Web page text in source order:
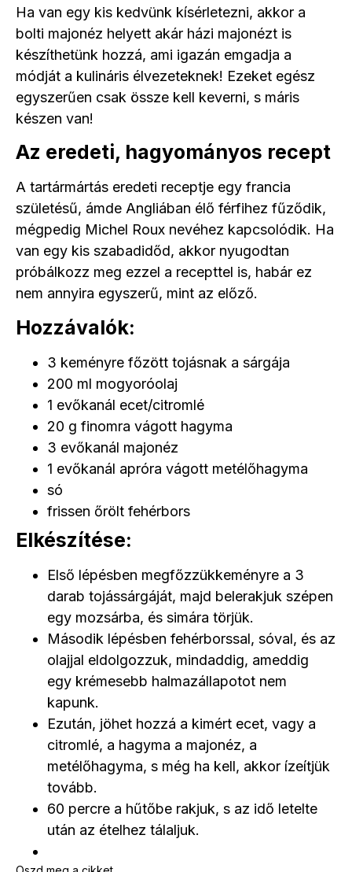
Ha van egy kis kedvünk kísérletezni, akkor a
bolti majonéz helyett akár házi majonézt is
készíthetünk hozzá, ami igazán emgadja a
módját a kulináris élvezeteknek! Ezeket egész
egyszerűen csak össze kell keverni, s máris
készen van!
Az eredeti, hagyományos recept
A tartármártás eredeti receptje egy francia
születésű, ámde Angliában élő férfihez fűződik,
mégpedig Michel Roux nevéhez kapcsolódik. Ha
van egy kis szabadidőd, akkor nyugodtan
próbálkozz meg ezzel a recepttel is, habár ez
nem annyira egyszerű, mint az előző.
Hozzávalók:
3 keményre főzött tojásnak a sárgája
200 ml mogyoróolaj
1 evőkanál ecet/citromlé
20 g finomra vágott hagyma
3 evőkanál majonéz
1 evőkanál apróra vágott metélőhagyma
só
frissen őrölt fehérbors
Elkészítése:
Első lépésben megfőzzükkeményre a 3
darab tojássárgáját, majd belerakjuk szépen
egy mozsárba, és simára törjük.
Második lépésben fehérborssal, sóval, és az
olajjal eldolgozzuk, mindaddig, ameddig
egy krémesebb halmazállapotot nem
kapunk.
Ezután, jöhet hozzá a kimért ecet, vagy a
citromlé, a hagyma a majonéz, a
metélőhagyma, s még ha kell, akkor ízeítjük
tovább.
60 percre a hűtőbe rakjuk, s az idő letelte
után az ételhez tálaljuk.